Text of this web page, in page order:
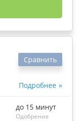
Подробнее
Сравнить
до 15 минут
Одобрение